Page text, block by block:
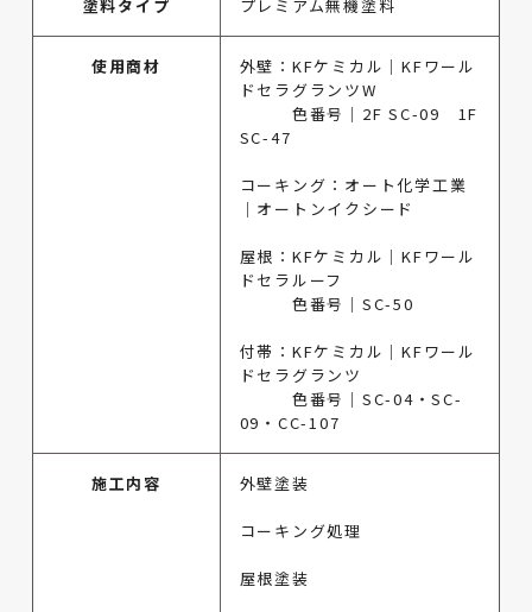
塗料タイプ プレミアム無機塗料
使用商材
外壁：KFケミカル｜KFワール
ドセラグランツW
色番号｜2F SC-09 1F
SC-47
コーキング：オート化学工業
｜オートンイクシード
屋根：KFケミカル｜KFワール
ドセラルーフ
色番号｜SC-50
付帯：KFケミカル｜KFワール
ドセラグランツ
色番号｜SC-04・SC-
09・CC-107
施工内容 外壁塗装
コーキング処理
屋根塗装